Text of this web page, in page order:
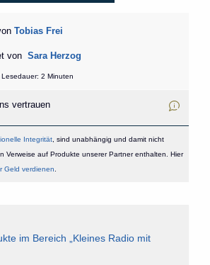
Tobias Frei
von Sara Herzog
2 Minuten
vertrauen
Integrität, sind unabhängig und damit nicht
Verweise auf Produkte unserer Partner enthalten. Hier
Geld verdienen
im Bereich „Kleines Radio mit